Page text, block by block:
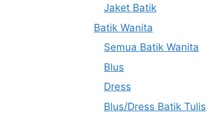
Jaket Batik
Batik Wanita
Semua Batik Wanita
Blus
Dress
Blus/Dress Batik Tulis